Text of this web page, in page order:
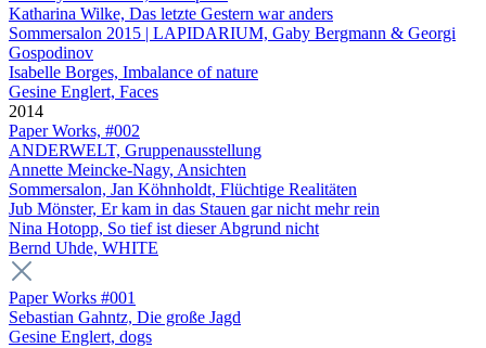
Katharina Wilke, Das letzte Gestern war anders
Sommersalon 2015 | LAPIDARIUM, Gaby Bergmann & Georgi
Gospodinov
Isabelle Borges, Imbalance of nature
Gesine Englert, Faces
2014
Paper Works, #002
ANDERWELT, Gruppenausstellung
Annette Meincke-Nagy, Ansichten
Sommersalon, Jan Köhnholdt, Flüchtige Realitäten
Jub Mönster, Er kam in das Stauen gar nicht mehr rein
Nina Hotopp, So tief ist dieser Abgrund nicht
Bernd Uhde, WHITE
Paper Works #001
Sebastian Gahntz, Die große Jagd
Gesine Englert, dogs